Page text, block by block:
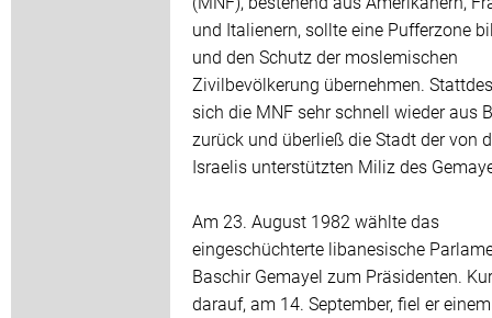
und Italienern, sollte eine Pufferzone
und den Schutz der moslemischen
Zivilbevölkerung übernehmen.
sich die MNF sehr schnell wieder aus
zurück und überließ die Stadt der von
Israelis unterstützten Miliz des
Am 23. August 1982 wählte das
eingeschüchterte libanesische
Baschir Gemayel zum Präsidenten.
darauf, am 14. September, fiel er einem